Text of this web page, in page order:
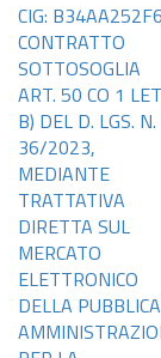
CIG:
CONTRATTO
SOTTOSOGLIA
ART. 50 CO 1
B) DEL D. LGS. N.
36/2023,
MEDIANTE
TRATTATIVA
DIRETTA SUL
MERCATO
ELETTRONICO
DELLA PUBBLICA